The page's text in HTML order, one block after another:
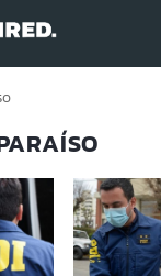
al contenido